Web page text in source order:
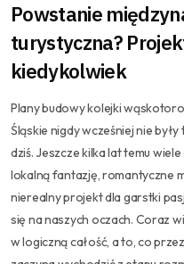
Powstanie
turystyczna?
kiedykolwiek
Plany budowy kolejki
Śląskie nigdy wcześniej nie
dziś. Jeszcze kilka lat temu
lokalną fantazję, romantyczne
nierealny projekt dla garstki
się na naszych oczach. Coraz
w logiczną całość, a to, co